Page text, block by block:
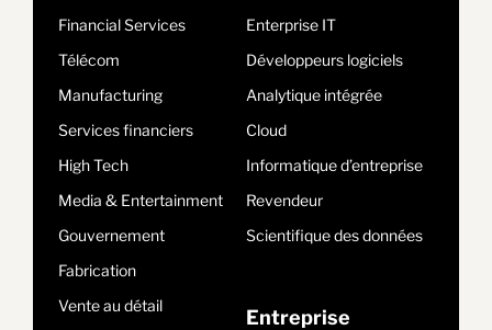
Financial Services
Télécom
Manufacturing
Services financiers
High Tech
Media & Entertainment
Gouvernement
Fabrication
Vente au détail
Enterprise IT
Développeurs logiciels
Analytique intégrée
Cloud
Informatique d’entreprise
Revendeur
Scientifique des données
Entreprise